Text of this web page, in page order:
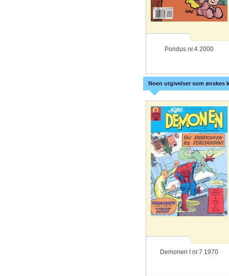
Pondus nr.4 2000
Noen utgivelser som ønskes
Demonen I nr.7 1970